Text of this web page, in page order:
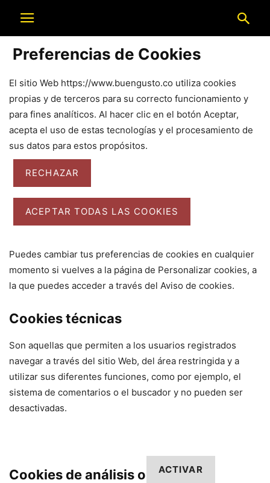
Preferencias de Cookies
El sitio Web https://www.buengusto.co utiliza cookies
propias y de terceros para su correcto funcionamiento y
para fines analíticos. Al hacer clic en el botón Aceptar,
acepta el uso de estas tecnologías y el procesamiento de
sus datos para estos propósitos.
RECHAZAR
ACEPTAR TODAS LAS COOKIES
Puedes cambiar tus preferencias de cookies en cualquier
momento si vuelves a la página de Personalizar cookies, a
la que puedes acceder a través del Aviso de cookies.
Cookies técnicas
Son aquellas que permiten a los usuarios registrados
navegar a través del sitio Web, del área restringida y a
utilizar sus diferentes funciones, como por ejemplo, el
sistema de comentarios o el buscador y no pueden ser
desactivadas.
Cookies de análisis o
ACTIVAR